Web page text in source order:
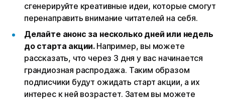
сгенерируйте креативные идеи, которые смогут
перенаправить внимание читателей на себя.
Делайте анонс за несколько дней или недель
до старта акции. Например, вы можете
рассказать, что через 3 дня у вас начинается
грандиозная распродажа. Таким образом
подписчики будут ожидать старт акции, а их
интерес к ней возрастет. Затем вы можете